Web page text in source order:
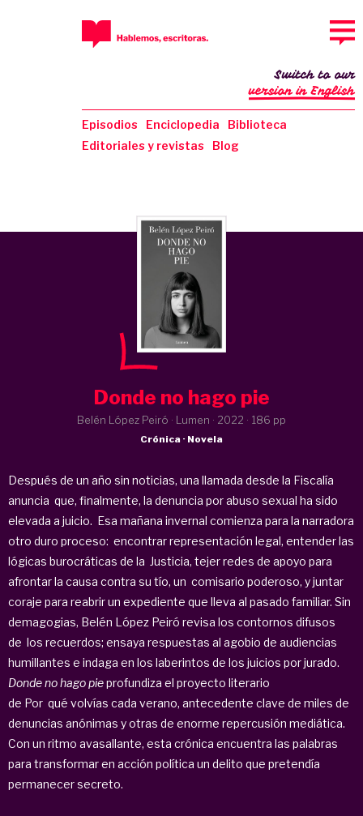
Episodios Enciclopedia
Biblioteca
Editoriales y revistas
Blog
Switch to our
version in English
Donde no hago pie
Belén López Peiró · Lumen · 2022 · 186 pp
Crónica · Novela
Después de un año sin noticias, una llamada desde la Fiscalía
anuncia que, finalmente, la denuncia por abuso sexual ha sido
elevada a juicio. Esa mañana invernal comienza para la narradora
otro duro proceso: encontrar representación legal, entender las
lógicas burocráticas de la Justicia, tejer redes de apoyo para
afrontar la causa contra su tío, un comisario poderoso, y juntar
coraje para reabrir un expediente que lleva al pasado familiar. Sin
demagogias, Belén López Peiró revisa los contornos difusos
de los recuerdos; ensaya respuestas al agobio de audiencias
humillantes e indaga en los laberintos de los juicios por jurado.
Donde no hago pieprofundiza el proyecto literario
de Por qué volvías cada verano, antecedente clave de miles de
denuncias anónimas y otras de enorme repercusión mediática.
Con un ritmo avasallante, esta crónica encuentra las palabras
para transformar en acción política un delito que pretendía
permanecer secreto.